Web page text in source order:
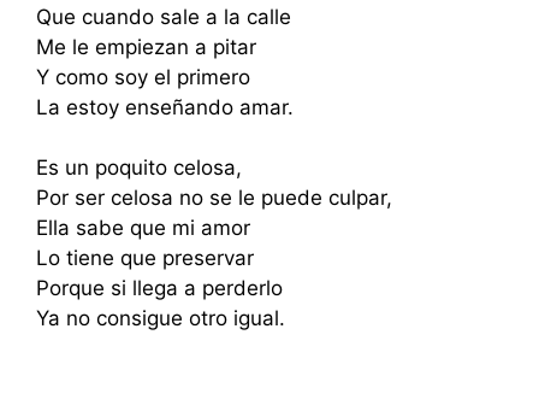
Que cuando sale a la calle
Me le empiezan a pitar
Y como soy el primero
La estoy enseñando amar.
Es un poquito celosa,
Por ser celosa no se le puede culpar,
Ella sabe que mi amor
Lo tiene que preservar
Porque si llega a perderlo
Ya no consigue otro igual.